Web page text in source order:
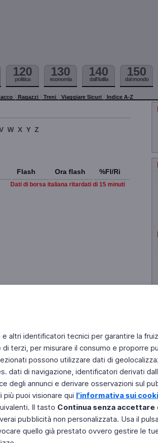
altri identificatori tecnici per garantire la
terzi, per misurare il consumo e proporre
possono utilizzare dati di
dati di navigazione, identificatori derivati
degli annunci e derivare osservazioni sul
puoi visionare qui l'informativa sui
Il tasto Continua senza accettare
pubblicità non personalizzata. Usa il
quello già prestato ovvero gestire le
120
politica
130
economia
140
dall'itallia
150
dal mondo
Ragazzi Treni Viaggiare Sicuri Indice A-Z
W X Y Z
Flash Ora flash %Fl/Ri
Dati di borsa italiana ritardati di 15 minuti
la tua Home Page Chi Siamo
Copyright © 2011 Rai - Tutti i diritti riservati
Engineered by RAI - Reti e Piattaforme